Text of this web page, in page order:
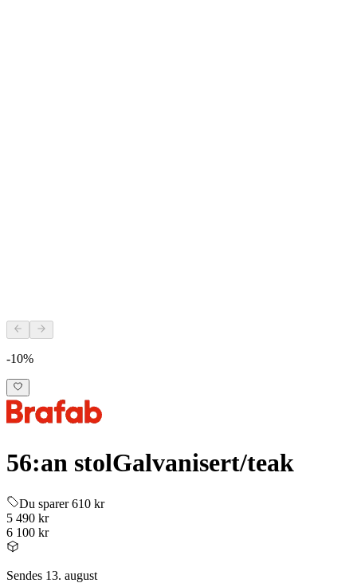
-10%
56:an stolGalvanisert/teak
Du sparer 610 kr
5 490 kr
6 100 kr
Sendes 13. august